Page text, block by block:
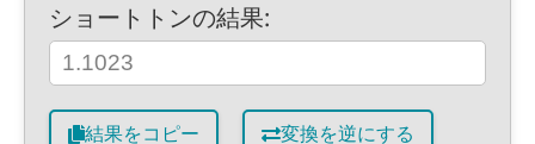
ショートトンの結果:
結果をコピー 変換を逆にする